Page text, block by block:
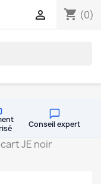
shopping_cart (0)

Conseil expert
cart JE noir